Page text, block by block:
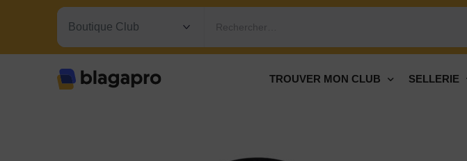
Rechercher…
TROUVER MON CLUB SELLERIE